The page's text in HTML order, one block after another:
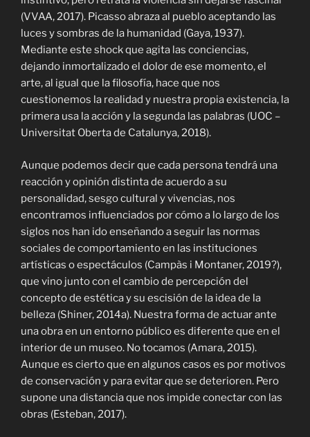
(VVAA, 2017). Picasso abraza al pueblo aceptando las
luces y sombras de la humanidad (Gaya, 1937).
Mediante este shock que agita las conciencias,
dejando inmortalizado el dolor de ese momento, el
arte, al igual que la filosofía, hace que nos
cuestionemos la realidad y nuestra propia existencia, la
primera usa la acción y la segunda las palabras (UOC –
Universitat Oberta de Catalunya, 2018).
Aunque podemos decir que cada persona tendrá una
reacción y opinión distinta de acuerdo a su
personalidad, sesgo cultural y vivencias, nos
encontramos influenciados por cómo a lo largo de los
siglos nos han ido enseñando a seguir las normas
sociales de comportamiento en las instituciones
artísticas o espectáculos (Campàs i Montaner, 2019?),
que vino junto con el cambio de percepción del
concepto de estética y su escisión de la idea de la
belleza (Shiner, 2014a). Nuestra forma de actuar ante
una obra en un entorno público es diferente que en el
interior de un museo. No tocamos (Amara, 2015).
Aunque es cierto que en algunos casos es por motivos
de conservación y para evitar que se deterioren. Pero
supone una distancia que nos impide conectar con las
obras (Esteban, 2017).